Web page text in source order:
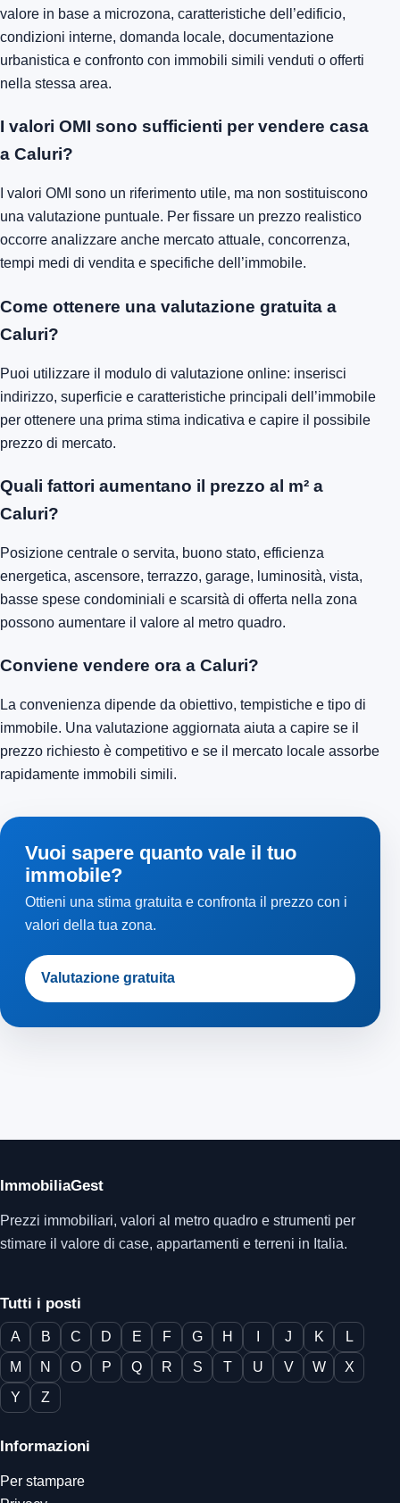
valore in base a microzona, caratteristiche dell’edificio,
condizioni interne, domanda locale, documentazione
urbanistica e confronto con immobili simili venduti o offerti
nella stessa area.
I valori OMI sono sufficienti per vendere casa
a Caluri?
I valori OMI sono un riferimento utile, ma non sostituiscono
una valutazione puntuale. Per fissare un prezzo realistico
occorre analizzare anche mercato attuale, concorrenza,
tempi medi di vendita e specifiche dell’immobile.
Come ottenere una valutazione gratuita a
Caluri?
Puoi utilizzare il modulo di valutazione online: inserisci
indirizzo, superficie e caratteristiche principali dell’immobile
per ottenere una prima stima indicativa e capire il possibile
prezzo di mercato.
Quali fattori aumentano il prezzo al m² a
Caluri?
Posizione centrale o servita, buono stato, efficienza
energetica, ascensore, terrazzo, garage, luminosità, vista,
basse spese condominiali e scarsità di offerta nella zona
possono aumentare il valore al metro quadro.
Conviene vendere ora a Caluri?
La convenienza dipende da obiettivo, tempistiche e tipo di
immobile. Una valutazione aggiornata aiuta a capire se il
prezzo richiesto è competitivo e se il mercato locale assorbe
rapidamente immobili simili.
Vuoi sapere quanto vale il tuo
immobile?
Ottieni una stima gratuita e confronta il prezzo con i
valori della tua zona.
Valutazione gratuita
ImmobiliaGest
Prezzi immobiliari, valori al metro quadro e strumenti per
stimare il valore di case, appartamenti e terreni in Italia.
Tutti i posti
A B C D E F G H J K
L
M
N O P Q R S T U V W
X
Y
Z
Informazioni
Per stampare